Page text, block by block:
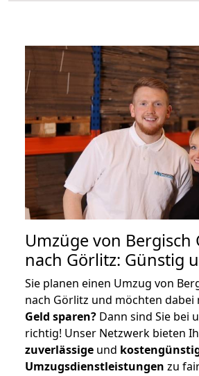
Umzüge von Bergisch
nach Görlitz: Günstig
Sie planen einen Umzug von
nach Görlitz und möchten dabei
Geld sparen? Dann sind Sie bei
richtig! Unser Netzwerk bieten
zuverlässige und
Umzugsdienstleistungen zu